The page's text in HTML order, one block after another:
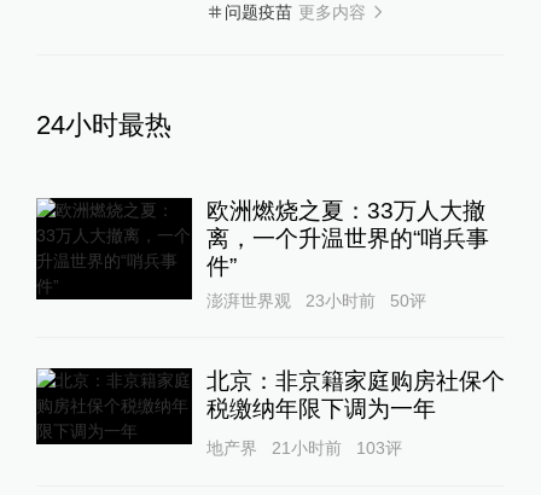
问题疫苗 更多内容
24小时最热
欧洲燃烧之夏：33万人大撤
离，一个升温世界的“哨兵事
件”
澎湃世界观 23小时前 50评
北京：非京籍家庭购房社保个
税缴纳年限下调为一年
地产界 21小时前 103评